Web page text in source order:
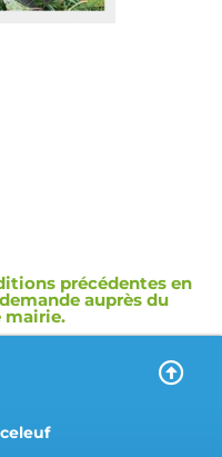
précédentes en
auprès du
mairie.